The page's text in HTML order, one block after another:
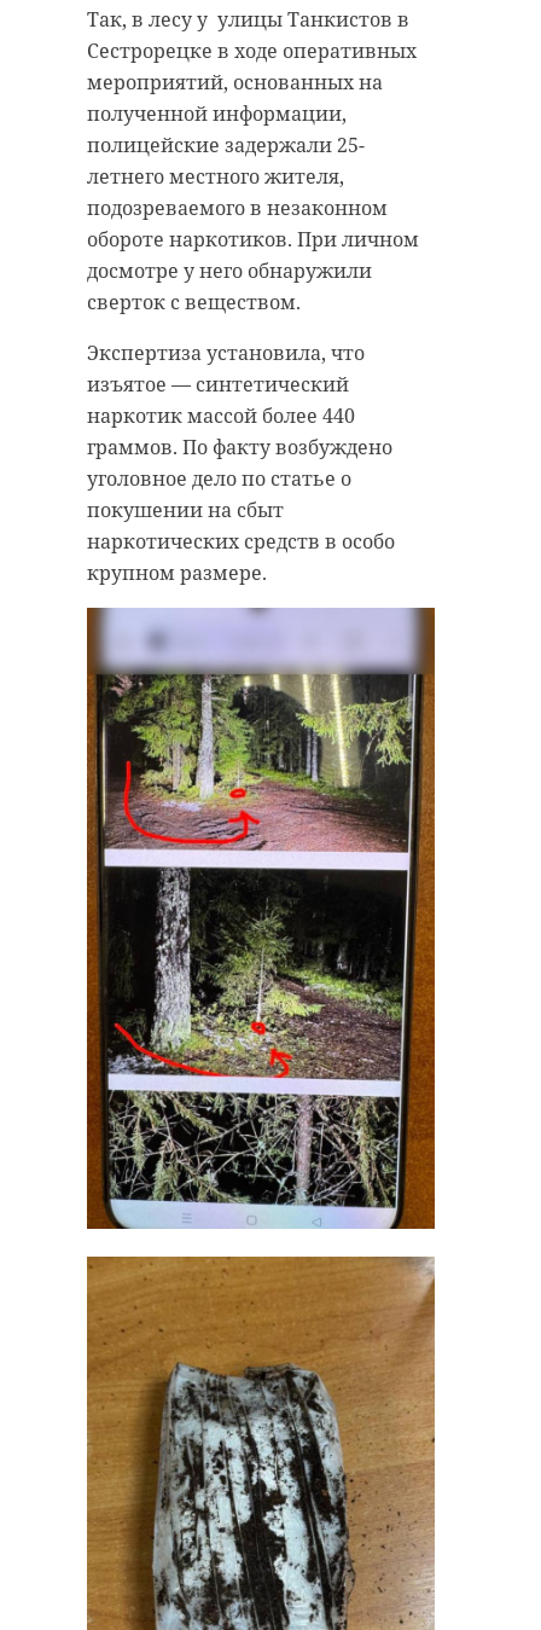
Так, в лесу у улицы Танкистов в
Сестрорецке в ходе оперативных
мероприятий, основанных на
полученной информации,
полицейские задержали 25-
летнего местного жителя,
подозреваемого в незаконном
обороте наркотиков. При личном
досмотре у него обнаружили
сверток с веществом.
Экспертиза установила, что
изъятое — синтетический
наркотик массой более 440
граммов. По факту возбуждено
уголовное дело по статье о
покушении на сбыт
наркотических средств в особо
крупном размере.